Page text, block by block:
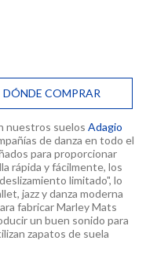
DÓNDE COMPRAR
nuestros suelos Adagio
de danza en todo el
para proporcionar
rápida y fácilmente, los
limitado", lo
jazz y danza moderna
fabricar Marley Mats
un buen sonido para
zapatos de suela